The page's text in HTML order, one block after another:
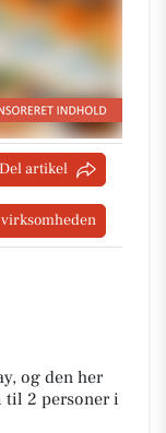
Del artikel
og den her
til 2 personer i